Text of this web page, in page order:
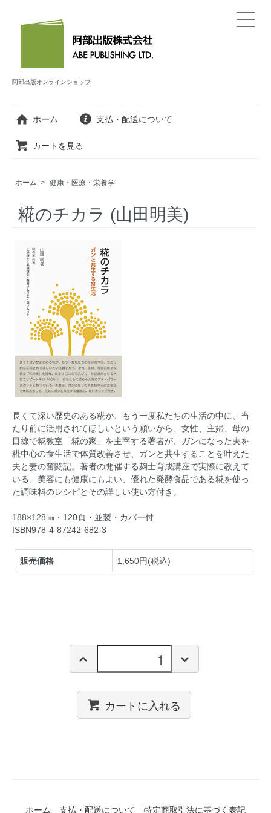
阿部出版オンラインショップ
ホーム 支払・配送について
カートを見る
ホーム > 健康・医療・栄養学
糀のチカラ (山田明美)
長くて深い歴史のある糀が、もう一度私たちの生活の中に、当
たり前に活用されてほしいという願いから、女性、主婦、母の
目線で糀教室「糀の家」を主宰する著者が、ガンになった夫を
糀中心の食生活で体質改善させ、ガンと共生することを叶えた
夫と妻の奮闘記。著者の開催する麹士育成講座で実際に教えて
いる、美容にも健康にもよい、優れた発酵食品である糀を使っ
た調味料のレシピとその詳しい使い方付き。
188×128㎜・120頁・並製・カバー付
ISBN978-4-87242-682-3
販売価格 1,650円(税込)
カートに入れる
ホーム 支払・配送について 特定商取引法に基づく表記